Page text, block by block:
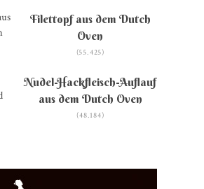
Filettopf aus dem Dutch
Oven
(55.425)
Nudel-Hackfleisch-Auflauf
aus dem Dutch Oven
(48.184)